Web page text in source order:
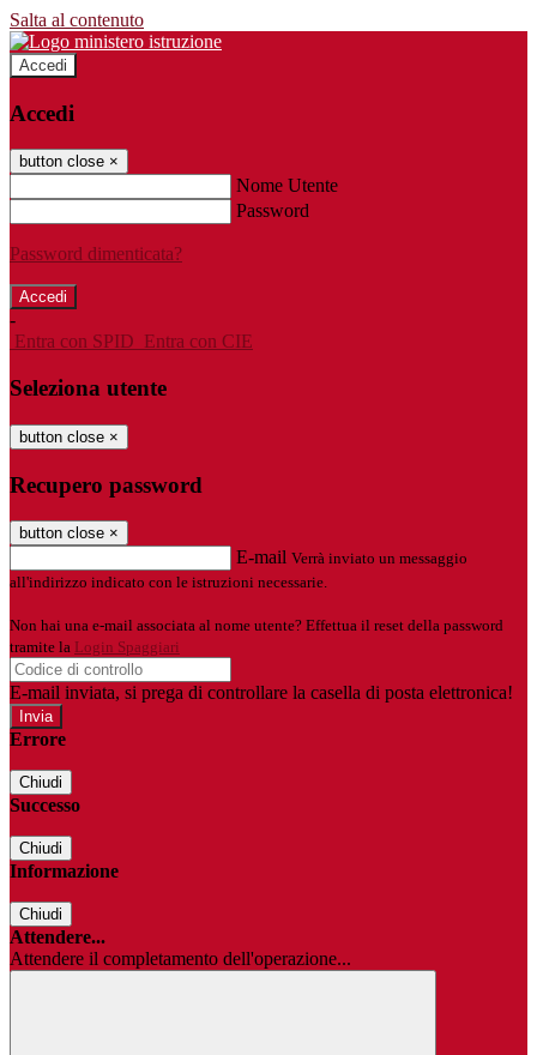
Salta al contenuto
Accedi
Accedi
button close ×
Nome Utente
Password
Password dimenticata?
-
Entra con SPID Entra con CIE
Seleziona utente
button close ×
Recupero password
button close ×
E-mail Verrà inviato un messaggio
all'indirizzo indicato con le istruzioni necessarie.
Non hai una e-mail associata al nome utente? Effettua il reset della password
tramite la Login Spaggiari
E-mail inviata, si prega di controllare la casella di posta elettronica!
Errore
Chiudi
Successo
Chiudi
Informazione
Chiudi
Attendere...
Attendere il completamento dell'operazione...